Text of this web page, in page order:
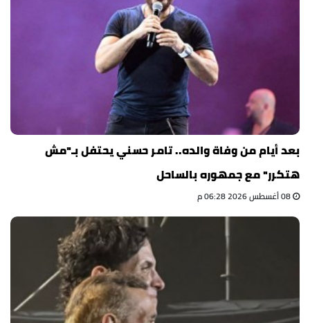
بعد أيام من وفاة والده.. تامر حسني يحتفل بـ"مش
هتكرر" مع جمهوره بالساحل